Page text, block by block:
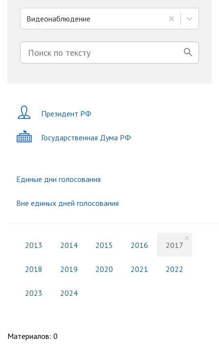
Видеонаблюдение
Президент РФ
Государственная Дума РФ
Единые дни голосования
Вне единых дней голосования
2013 2014 2015 2016 2017
2018 2019 2020 2021 2022
2023 2024
Материалов: 0